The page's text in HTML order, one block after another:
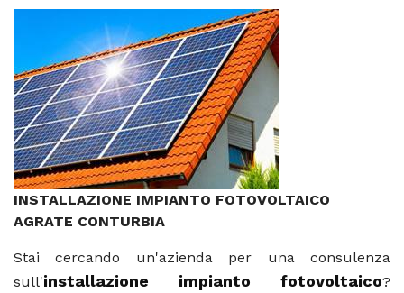
INSTALLAZIONE IMPIANTO FOTOVOLTAICO
AGRATE CONTURBIA
Stai cercando un'azienda per una consulenza
sull'installazione impianto fotovoltaico?